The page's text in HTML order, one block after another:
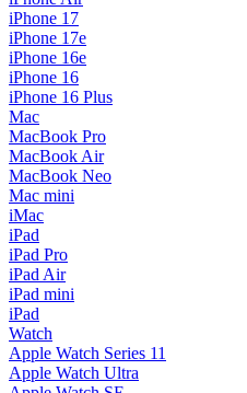
iPhone 17
iPhone 17e
iPhone 16e
iPhone 16
iPhone 16 Plus
Mac
MacBook Pro
MacBook Air
MacBook Neo
Mac mini
iMac
iPad
iPad Pro
iPad Air
iPad mini
iPad
Watch
Apple Watch Series 11
Apple Watch Ultra